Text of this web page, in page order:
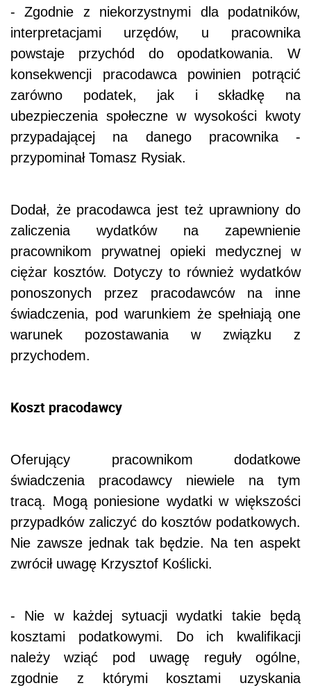
- Zgodnie z niekorzystnymi dla podatników,
interpretacjami urzędów, u pracownika
powstaje przychód do opodatkowania. W
konsekwencji pracodawca powinien potrącić
zarówno podatek, jak i składkę na
ubezpieczenia społeczne w wysokości kwoty
przypadającej na danego pracownika -
przypominał Tomasz Rysiak.
Dodał, że pracodawca jest też uprawniony do
zaliczenia wydatków na zapewnienie
pracownikom prywatnej opieki medycznej w
ciężar kosztów. Dotyczy to również wydatków
ponoszonych przez pracodawców na inne
świadczenia, pod warunkiem że spełniają one
warunek pozostawania w związku z
przychodem.
Koszt pracodawcy
Oferujący pracownikom dodatkowe
świadczenia pracodawcy niewiele na tym
tracą. Mogą poniesione wydatki w większości
przypadków zaliczyć do kosztów podatkowych.
Nie zawsze jednak tak będzie. Na ten aspekt
zwrócił uwagę Krzysztof Koślicki.
- Nie w każdej sytuacji wydatki takie będą
kosztami podatkowymi. Do ich kwalifikacji
należy wziąć pod uwagę reguły ogólne,
zgodnie z którymi kosztami uzyskania